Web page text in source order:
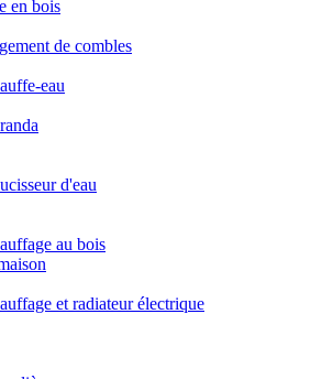
en bois
de combles
eau
d'eau
au bois
et radiateur électrique